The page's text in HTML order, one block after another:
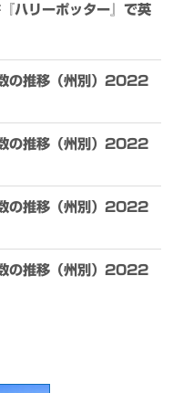
ハリーポッター』で英
の推移（州別）2022
の推移（州別）2022
の推移（州別）2022
の推移（州別）2022